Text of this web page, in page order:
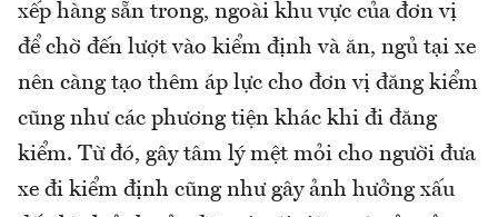
xếp hàng sẵn trong, ngoài khu vực của đơn vị
để chờ đến lượt vào kiểm định và ăn, ngủ tại xe
nên càng tạo thêm áp lực cho đơn vị đăng kiểm
cũng như các phương tiện khác khi đi đăng
kiểm. Từ đó, gây tâm lý mệt mỏi cho người đưa
xe đi kiểm định cũng như gây ảnh hưởng xấu